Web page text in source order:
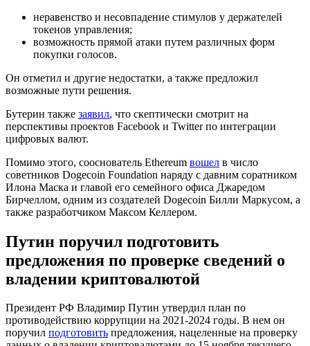
неравенство и несовпадение стимулов у держателей
токенов управления;
возможность прямой атаки путем различных форм
покупки голосов.
Он отметил и другие недостатки, а также предложил
возможные пути решения.
Бутерин также заявил, что скептически смотрит на
перспективы проектов Facebook и Twitter по интеграции
цифровых валют.
Помимо этого, сооснователь Ethereum вошел в число
советников Dogecoin Foundation наряду с давним соратником
Илона Маска и главой его семейного офиса Джаредом
Бирчеллом, одним из создателей Dogecoin Билли Маркусом, а
также разработчиком Максом Келлером.
Путин поручил подготовить
предложения по проверке сведений о
владении криптовалютой
Президент РФ Владимир Путин утвердил план по
противодействию коррупции на 2021-2024 годы. В нем он
поручил подготовить предложения, нацеленные на проверку